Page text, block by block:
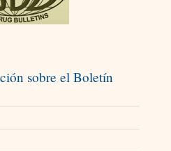
sobre el Boletín